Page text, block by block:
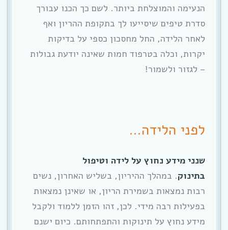
הנעימה והמוצלחת ביותר. לשם כך הכנו עבורך
סדרת טיפים שיסייעו לך בתקופת ההריון ואף
לאחר הלידה, החל מחסכון כספי על בדיקות
יקרות, וכלה בטרפוד חמות שאינה יודעת גבולות
– לגזור ולשמור!
לפני הלידה…
שנני מידע נחוץ על לידה וטיפול
בתינוק. במהלך ההיריון, בשליש האחרון, נשים
רבות נמצאות בשמירת הריון, או שאינן נמצאות
בפעילות רבה מידי. לכן, זהו הזמן ללמוד ולקבל
מידע נחוץ על תינוקות והתפתחותם. כיום ישנם